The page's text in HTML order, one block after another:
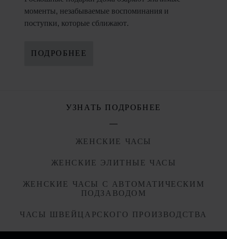
моменты, незабываемые воспоминания и
поступки, которые сближают.
ПОДРОБНЕЕ
УЗНАТЬ ПОДРОБНЕЕ
ЖЕНСКИЕ ЧАСЫ
ЖЕНСКИЕ ЭЛИТНЫЕ ЧАСЫ
ЖЕНСКИЕ ЧАСЫ С АВТОМАТИЧЕСКИМ
ПОДЗАВОДОМ
ЧАСЫ ШВЕЙЦАРСКОГО ПРОИЗВОДСТВА